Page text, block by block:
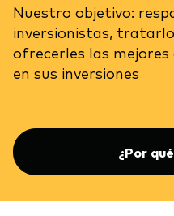
Nuestro objetivo:
inversionistas,
ofrecerles las
en sus inversiones
¿Por